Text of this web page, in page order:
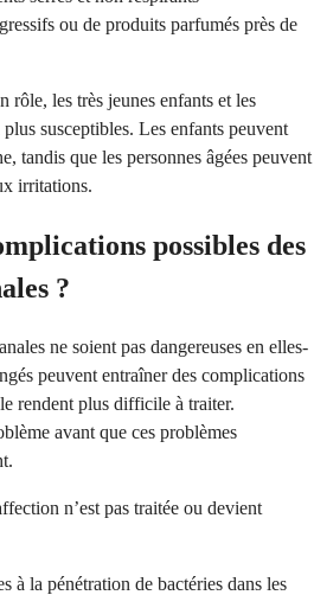
ou de produits parfumés près de
rôle, les très jeunes enfants et les
susceptibles. Les enfants peuvent
tandis que les personnes âgées peuvent
irritations.
possibles des
?
ne soient pas dangereuses en elles-
peuvent entraîner des complications
rendent plus difficile à traiter.
avant que ces problèmes
n’est pas traitée ou devient
à la pénétration de bactéries dans les